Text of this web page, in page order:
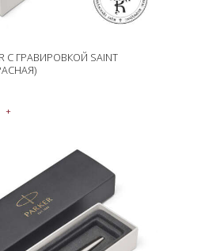
С ГРАВИРОВКОЙ SAINT